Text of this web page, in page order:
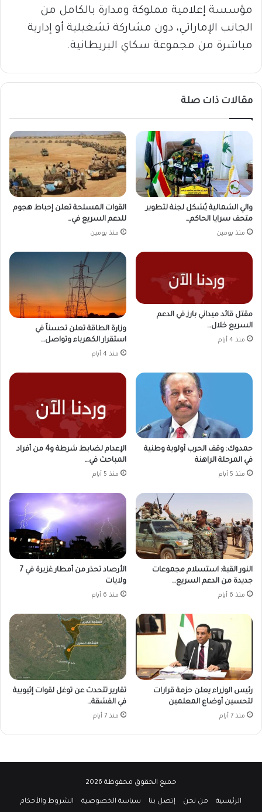
مؤسسة إعلامية مملوكة ومدارة بالكامل من
الجانب الإماراتي، دون مشاركة تشغيلية أو إدارية
مباشرة من مجموعة سكاي البريطانية.
مقالات ذات صلة
والي الشمالية يُشكل لجنة لتطوير
متحف سرايا الحاكم…
منذ يومين
القوات المسلحة تعلن إحباط هجوم
للدعم السريع في…
منذ يومين
مقتل قائد ميداني بارز في الدعم
السريع خلال…
منذ 4 أيام
وزارة الطاقة تعلن تحسناً في
استقرار الكهرباء وتواصل…
منذ 4 أيام
حمدوك: وقف الحرب أولوية وطنية
في المرحلة الراهنة
منذ 5 أيام
الإعدام لضابط شرطة و4 من أفراد
المباحث في…
منذ 5 أيام
النور القبة: استسلام مجموعات
جديدة من الدعم السريع…
منذ 6 أيام
الأرصاد تحذر من أمطار غزيرة في 7
ولايات
منذ 6 أيام
رئيس الوزراء يعلن حزمة قرارات
لتحسين أوضاع المعلمين
منذ 7 أيام
تقارير تتحدث عن توغل لقوات إثيوبية
في الفشقة…
منذ 7 أيام
جميع الحقوق محفوظة 2026
الرئيسية من نحن إتصل بنا سياسة الخصوصية الشروط والأحكام